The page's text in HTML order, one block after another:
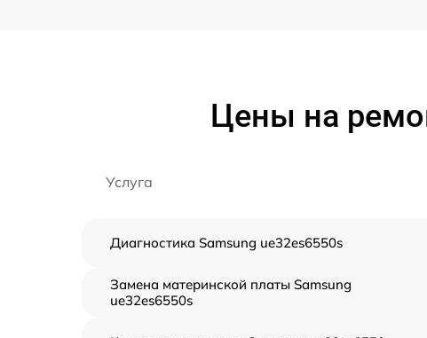
Цены на
Услуга
Диагностика Samsung ue32es6550s
Замена материнской платы Samsung
ue32es6550s